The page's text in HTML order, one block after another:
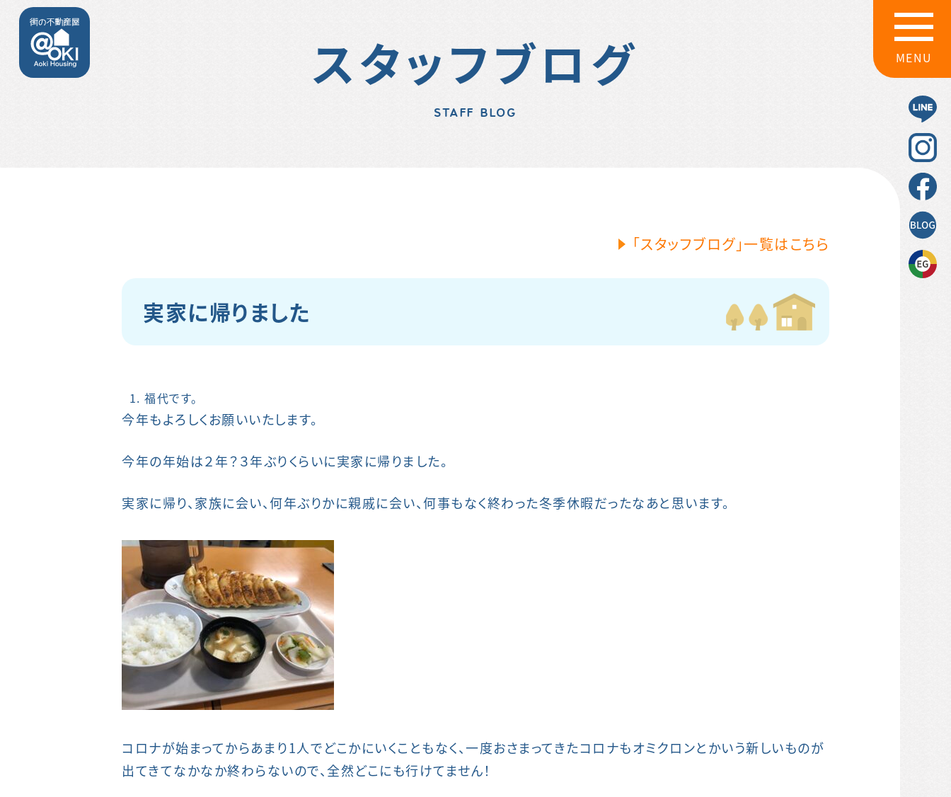
MENU
スタッフブログ
STAFF BLOG
「スタッフブログ」一覧はこちら
実家に帰りました
福代です。
今年もよろしくお願いいたします。
今年の年始は２年？３年ぶりくらいに実家に帰りました。
実家に帰り、家族に会い、何年ぶりかに親戚に会い、何事もなく終わった冬季休暇だったなあと思います。
コロナが始まってからあまり1人でどこかにいくこともなく、一度おさまってきたコロナもオミクロンとかいう新しいものが
出てきてなかなか終わらないので、全然どこにも行けてません！